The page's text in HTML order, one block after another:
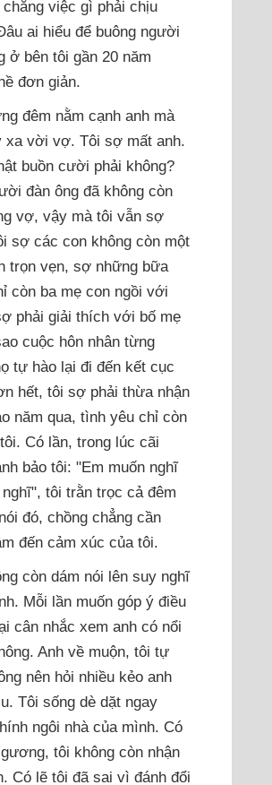
việc gì phải chịu
ai hiểu để buông người
ở bên tôi gần 20 năm
đơn giản.
đêm nằm cạnh anh mà
xa vời vợ. Tôi sợ mất anh.
buồn cười phải không?
đàn ông đã không còn
vợ, vậy mà tôi vẫn sợ
sợ các con không còn một
trọn vẹn, sợ những bữa
còn ba mẹ con ngồi với
phải giải thích với bố mẹ
cuộc hôn nhân từng
tự hào lại đi đến kết cục
hết, tôi sợ phải thừa nhận
năm qua, tình yêu chỉ còn
Có lần, trong lúc cãi
bảo tôi: "Em muốn nghĩ
tôi trằn trọc cả đêm
đó, chồng chẳng cần
đến cảm xúc của tôi.
còn dám nói lên suy nghĩ
Mỗi lần muốn góp ý điều
cân nhắc xem anh có nổi
Anh về muộn, tôi tự
nên hỏi nhiều kẻo anh
Tôi sống dè dặt ngay
ngôi nhà của mình. Có
tôi không còn nhận
Có lẽ tôi đã sai vì đánh đổi